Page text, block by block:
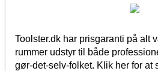
Toolster.dk har prisgaranti på alt
rummer udstyr til både
gør-det-selv-folket. Klik her for at